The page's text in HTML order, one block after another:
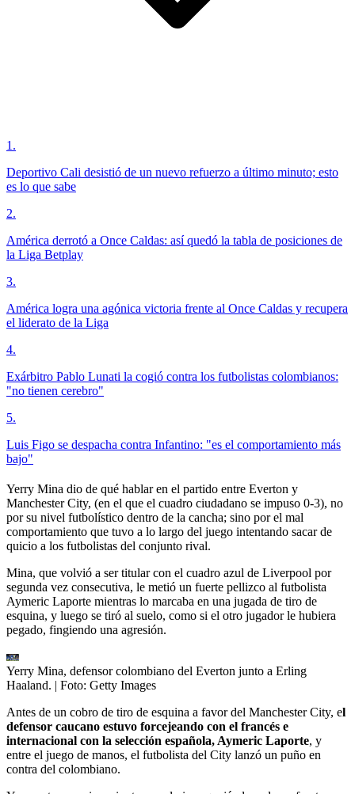
1 .
Deportivo Cali desistió de un nuevo refuerzo a último minuto; esto
es lo que sabe
2.
América derrotó a Once Caldas: así quedó la tabla de posiciones de
la Liga Betplay
3.
América logra una agónica victoria frente al Once Caldas y recupera
el liderato de la Liga
4.
Exárbitro Pablo Lunati la cogió contra los futbolistas colombianos:
"no tienen cerebro"
5.
Luis Figo se despacha contra Infantino: "es el comportamiento más
bajo"
Yerry Mina dio de qué hablar en el partido entre Everton y
Manchester City, (en el que el cuadro ciudadano se impuso 0-3), no
por su nivel futbolístico dentro de la cancha; sino por el mal
comportamiento que tuvo a lo largo del juego intentando sacar de
quicio a los futbolistas del conjunto rival.
Mina, que volvió a ser titular con el cuadro azul de Liverpool por
segunda vez consecutiva, le metió un fuerte pellizco al futbolista
Aymeric Laporte mientras lo marcaba en una jugada de tiro de
esquina, y luego se tiró al suelo, como si el otro jugador le hubiera
pegado, fingiendo una agresión.
Yerry Mina, defensor colombiano del Everton junto a Erling
Haaland. | Foto: Getty Images
Antes de un cobro de tiro de esquina a favor del Manchester City, el
defensor caucano estuvo forcejeando con el francés e
internacional con la selección española, Aymeric Laporte, y
entre el juego de manos, el futbolista del City lanzó un puño en
contra del colombiano.